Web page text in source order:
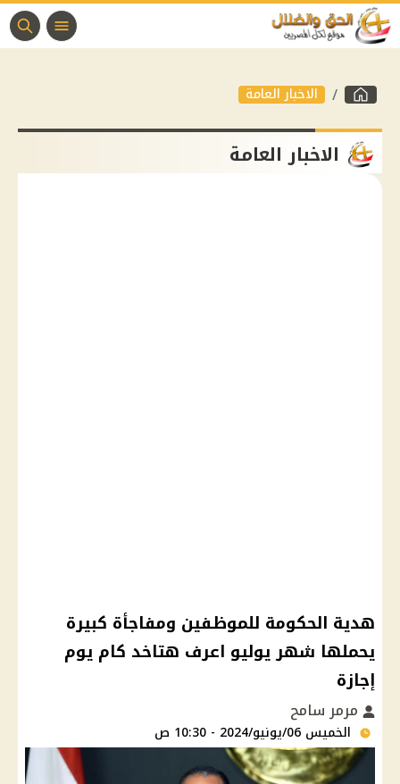
الاخبار العامة
الاخبار العامة
هدية الحكومة للموظفين ومفاجأة كبيرة
يحملها شهر يوليو اعرف هتاخد كام يوم
إجازة
مرمر سامح
الخميس 06/يونيو/2024 - 10:30 ص